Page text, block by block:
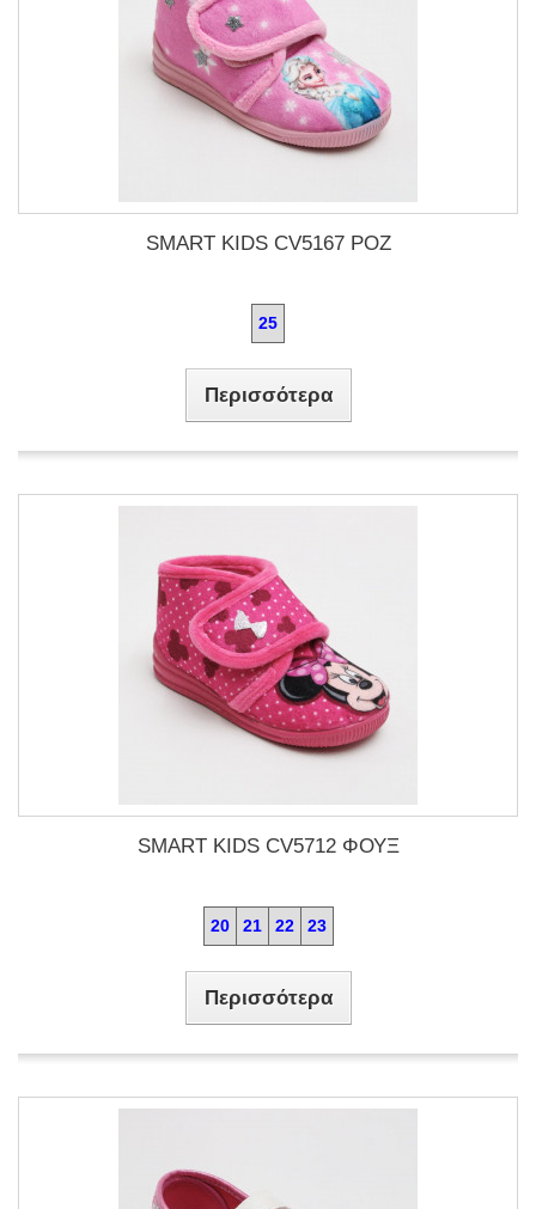
SMART KIDS CV5167 ΡΟΖ
25
Περισσότερα
SMART KIDS CV5712 ΦΟΥΞ
20 21 22 23
Περισσότερα